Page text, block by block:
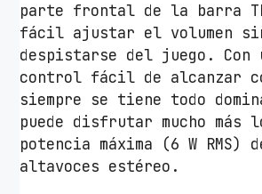
parte frontal de la barra
fácil ajustar el volumen
despistarse del juego. Con
control fácil de alcanzar
siempre se tiene todo
puede disfrutar mucho más
potencia máxima (6 W RMS)
altavoces estéreo.